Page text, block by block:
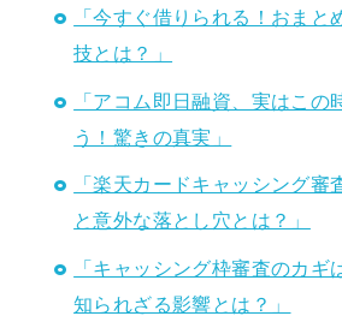
「今すぐ借りられる！おまと
技とは？」
「アコム即日融資、実はこの
う！驚きの真実」
「楽天カードキャッシング審
と意外な落とし穴とは？」
「キャッシング枠審査のカギ
知られざる影響とは？」